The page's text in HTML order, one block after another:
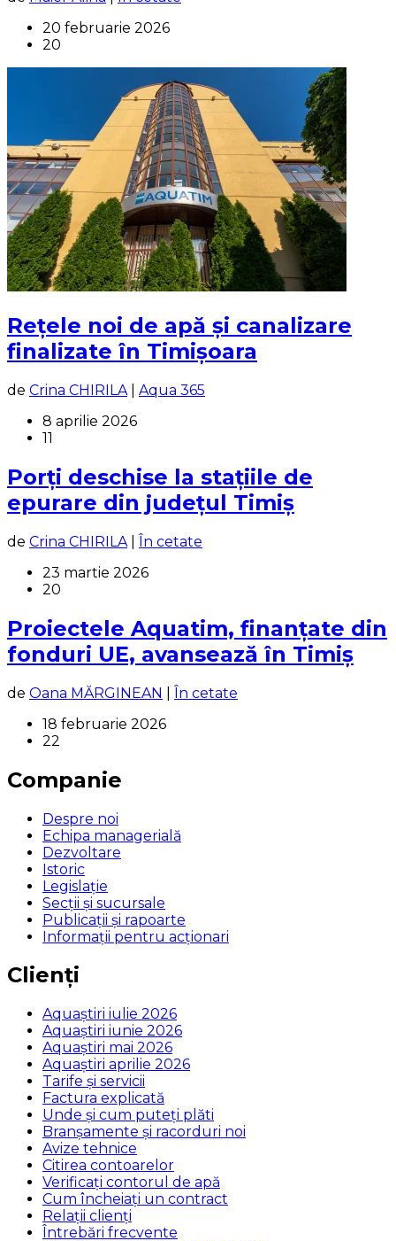
20 februarie 2026
20
Rețele noi de apă și canalizare
finalizate în Timișoara
de Crina CHIRILA| Aqua 365
8 aprilie 2026
11
Porți deschise la stațiile de
epurare din județul Timiș
de Crina CHIRILA| În cetate
23 martie 2026
20
Proiectele Aquatim, finanțate din
fonduri UE, avansează în Timiș
de Oana MĂRGINEAN
În cetate
18 februarie 2026
22
Companie
Despre noi
Echipa managerială
Dezvoltare
Istoric
Legislaţie
Secţii şi sucursale
Publicații și rapoarte
Informații pentru acționari
Clienți
Aquaștiri iulie 2026
Aquaștiri iunie 2026
Aquaștiri mai 2026
Aquaștiri aprilie 2026
Tarife și servicii
Factura explicată
Unde și cum puteţi plăti
Branșamente și racorduri noi
Avize tehnice
Citirea contoarelor
Verificaţi contorul de apă
Cum încheiaţi un contract
Relaţii clienţi
Întrebări frecvente